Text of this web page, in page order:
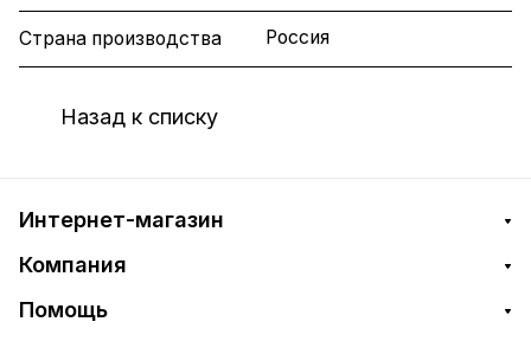
Страна производства Россия
Назад к списку
Интернет-магазин
Компания
Помощь